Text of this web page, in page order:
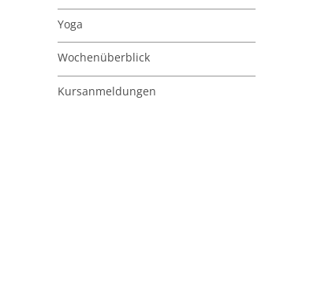
Yoga
Wochenüberblick
Kursanmeldungen